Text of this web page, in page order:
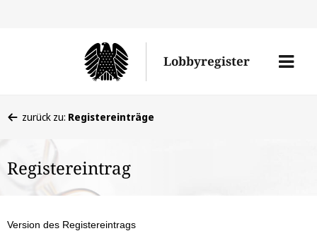
Lobbyregister
Menü
befinden
hier:
zurück zu: Registereinträge
Registereintrag
Version des Registereintrags